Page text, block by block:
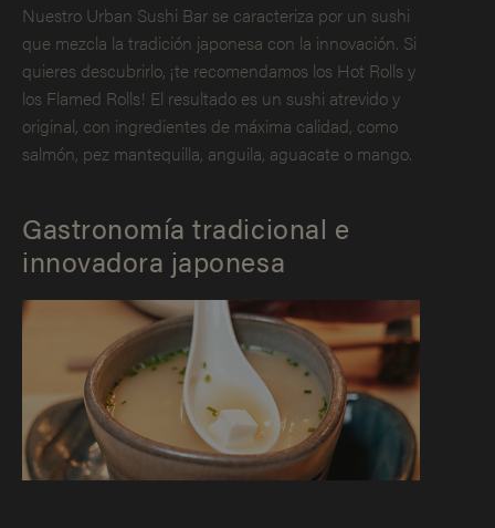
Nuestro Urban Sushi Bar se caracteriza por un sushi
que mezcla la tradición japonesa con la innovación. Si
quieres descubrirlo, ¡te recomendamos los Hot Rolls y
los Flamed Rolls! El resultado es un sushi atrevido y
original, con ingredientes de máxima calidad, como
salmón, pez mantequilla, anguila, aguacate o mango.
Gastronomía tradicional e
innovadora japonesa